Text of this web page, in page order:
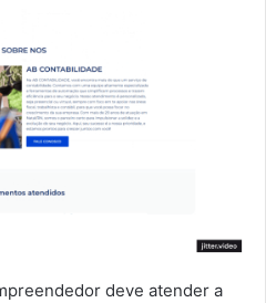
deve atender a